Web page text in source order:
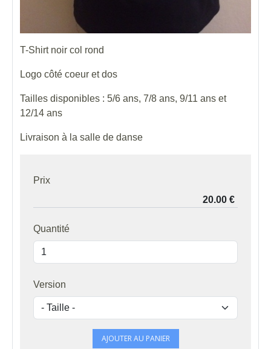
T-Shirt noir col rond
Logo côté coeur et dos
Tailles disponibles : 5/6 ans, 7/8 ans, 9/11 ans et
12/14 ans
Livraison à la salle de danse
Prix
Quantité
Version
AJOUTER AU PANIER